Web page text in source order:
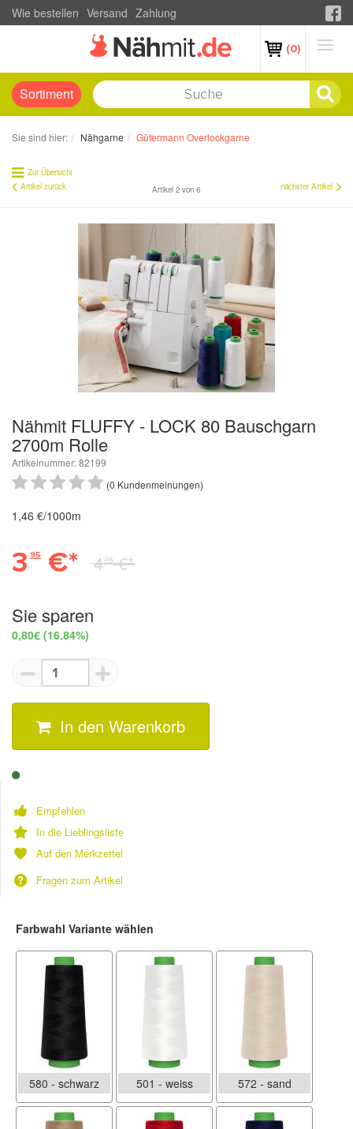
Wie bestellen Versand Zahlung
(0)
Sortiment
Sie sind hier: Nähgarne Gütermann Overlockgarne
Zur Übersicht
Artikel zurück
Artikel 2 von 6 nächster Artikel
Nähmit FLUFFY - LOCK 80 Bauschgarn
2700m Rolle
Artikelnummer: 82199
(0 Kundenmeinungen)
1,46 €/1000m
3 95 €* 475€*
Sie sparen
0,80€ (16.84%)
In den Warenkorb
Empfehlen
In die Lieblingsliste
Auf den Merkzettel
Fragen zum Artikel
Farbwahl Variante wählen
580 - schwarz 501 - weiss 572 - sand